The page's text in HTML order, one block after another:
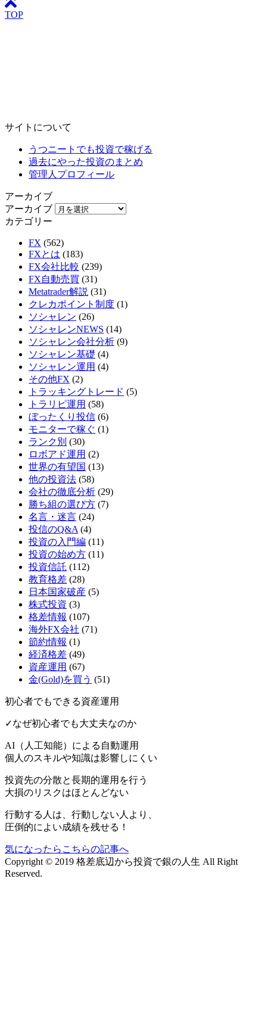
TOP
サイトについて
うつニートでも投資で稼げる
過去にやった投資のまとめ
管理人プロフィール
アーカイブ
アーカイブ
カテゴリー
FX (562)
FXとは (183)
FX会社比較 (239)
FX自動売買 (31)
Metatrader解説 (31)
クレカポイント制度 (1)
ソシャレン (26)
ソシャレンNEWS (14)
ソシャレン会社分析 (9)
ソシャレン基礎 (4)
ソシャレン運用 (4)
その他FX (2)
トラッキングトレード (5)
トラリピ運用 (58)
ぼったくり投信 (6)
モニターで稼ぐ (1)
ランク別 (30)
ロボアド運用 (2)
世界の有望国 (13)
他の投資法 (58)
会社の徹底分析 (29)
勝ち組の選び方 (7)
名言・迷言 (24)
投信のQ&A (4)
投資の入門編 (11)
投資の始め方 (11)
投資信託 (112)
教育格差 (28)
日本国家破産 (5)
株式投資 (3)
格差情報 (107)
海外FX会社 (71)
節約情報 (1)
経済格差 (49)
資産運用 (67)
金(Gold)を買う (51)
初心者でもできる資産運用
✓なぜ初心者でも大丈夫なのか
AI（人工知能）による 自動運用
個人のスキルや知識は影響しにくい
投資先の分散と長期的運用を行う
大損のリスクはほとんどない
行動する人は、行動しない人より、
圧倒的によい成績を残せる！
気になったらこちらの記事へ
Copyright © 2019 格差底辺から投資で銀の人生 All Right
Reserved.